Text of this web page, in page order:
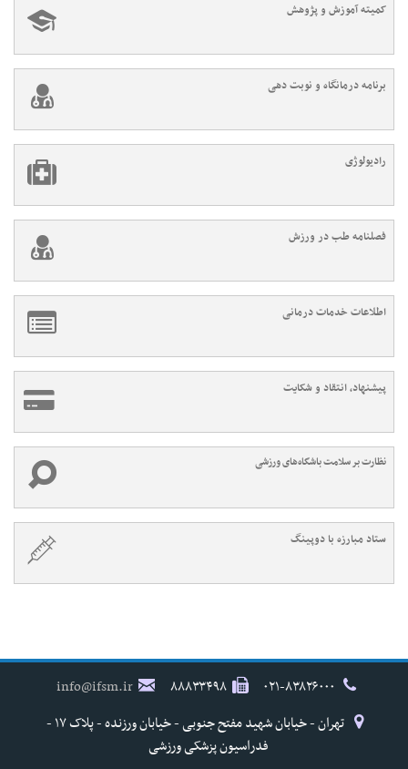
کمیته آموزش و پژوهش
برنامه درمانگاه و نوبت دهی
رادیولوژی
فصلنامه طب در ورزش
اطلاعات خدمات درمانی
پیشنهاد، انتقاد و شکایت
نظارت بر سلامت باشگاه‌های ورزشی
ستاد مبارزه با دوپینگ
۸۸۸۳۳۴۹۸
info@ifsm.ir
تهران - خیابان شهید مفتح جنوبی - خیابان ورزنده - پلاک ۱۷ -
فدراسیون پزشکی ورزشی